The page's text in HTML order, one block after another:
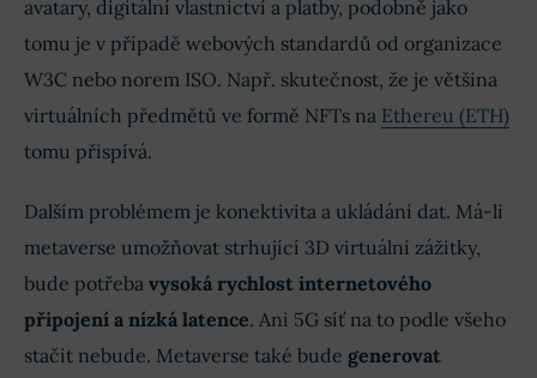
avatary, digitální vlastnictví a platby, podobně jako
tomu je v případě webových standardů od organizace
W3C nebo norem ISO. Např. skutečnost, že je většina
virtuálních předmětů ve formě NFTs na Ethereu (ETH)
tomu přispívá.
Dalším problémem je konektivita a ukládání dat. Má-li
metaverse umožňovat strhující 3D virtuální zážitky,
bude potřeba vysoká rychlost internetového
připojení a nízká latence. Ani 5G síť na to podle všeho
stačit nebude. Metaverse také bude generovat